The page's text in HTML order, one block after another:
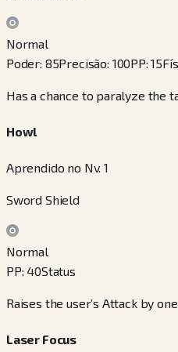
Normal
Poder: 85Precisão: 100PP:15
Has a chance to paralyze the
Howl
Aprendido no Nv. 1
Sword Shield
Normal
PP: 40Status
Raises the user’s Attack by
Laser Focus